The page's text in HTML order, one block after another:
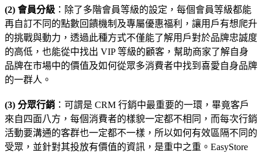
(2) 會員分級 ：除了多階會員等級的設定，每個會員等級都能
再自訂不同的點數回饋機制及專屬優惠福利，讓用戶有想爬升
的挑戰與動力，透過此種方式不僅能了解用戶對於品牌忠誠度
的高低，也能從中找出 VIP 等級的顧客，幫助商家了解自身
品牌在市場中的價值及如何從眾多消費者中找到喜愛自身品牌
的一群人。
(3) 分眾行銷 ：可謂是 CRM 行銷中最重要的一環，畢竟客戶
來自四面八方，每個消費者的樣貌一定都不相同，而每次行銷
活動要溝通的客群也一定都不一樣，所以如何有效區隔不同的
受眾，並針對其投放有價值的資訊，是重中之重。EasyStore